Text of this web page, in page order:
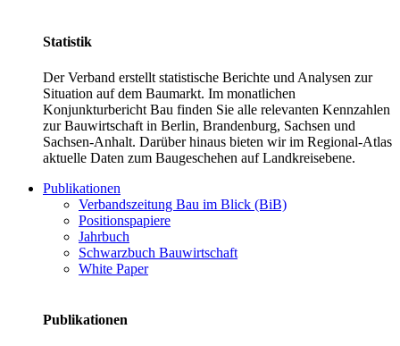
Statistik
Der Verband erstellt statistische Berichte und Analysen zur
Situation auf dem Baumarkt. Im monatlichen
Konjunkturbericht Bau finden Sie alle relevanten Kennzahlen
zur Bauwirtschaft in Berlin, Brandenburg, Sachsen und
Sachsen-Anhalt. Darüber hinaus bieten wir im Regional-Atlas
aktuelle Daten zum Baugeschehen auf Landkreisebene.
Publikationen
Verbandszeitung Bau im Blick (BiB)
Positionspapiere
Jahrbuch
Schwarzbuch Bauwirtschaft
White Paper
Publikationen